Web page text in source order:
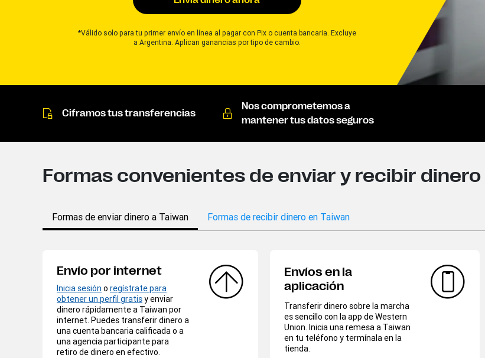
*Válido solo para tu primer envío en línea al pagar con Pix o cuenta bancaria. Excluye
a Argentina. Aplican ganancias por tipo de cambio.
Ciframos tus transferencias
Nos comprometemos a
mantener tus datos seguros
Formas convenientes de enviar y recibir dinero
Formas de enviar dinero a Taiwan Formas de recibir dinero en Taiwan
Envío por internet
Inicia sesión o regístrate para
obtener un perfil gratisy enviar
dinero rápidamente a Taiwan por
internet. Puedes transferir dinero a
una cuenta bancaria calificada o a
una agencia participante para
retiro de dinero en efectivo.
Envíos en la
aplicación
Transferir dinero sobre la marcha
es sencillo con la app de Western
Union. Inicia una remesa a Taiwan
en tu teléfono y termínala en la
tienda.